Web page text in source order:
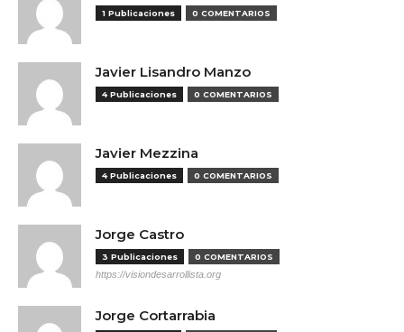
1 Publicaciones 0 COMENTARIOS
Javier Lisandro Manzo
4 Publicaciones 0 COMENTARIOS
Javier Mezzina
4 Publicaciones 0 COMENTARIOS
Jorge Castro
3 Publicaciones 0 COMENTARIOS
https://visiondesarrollista.org
Jorge Cortarrabia